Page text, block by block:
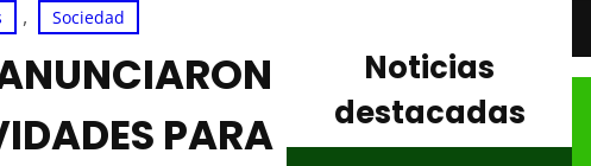
, Sociedad
PARA
Noticias
destacadas